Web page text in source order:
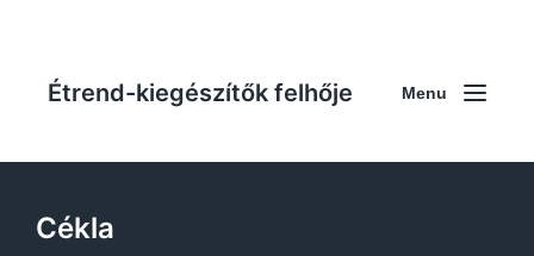
Étrend-kiegészítők felhője Menu
Cékla